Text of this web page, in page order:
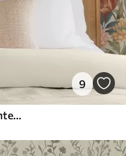
9
Jardim vintage floresce em tons quentes de terracota e pêssego